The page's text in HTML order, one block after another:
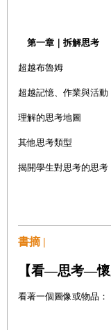
第一章｜拆解思考
超越布魯姆
超越記憶、作業與活動
理解的思考地圖
其他思考類型
揭開學生對思考的思考
讓思考變得可見如何既
如何把不可見的東西變
書摘 |
【看—思考—懷
看著一個圖像或物品：